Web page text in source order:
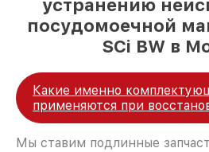
устранению
посудомоечной
SCi BW в
Какие именно
применяются при
Мы ставим подлинные